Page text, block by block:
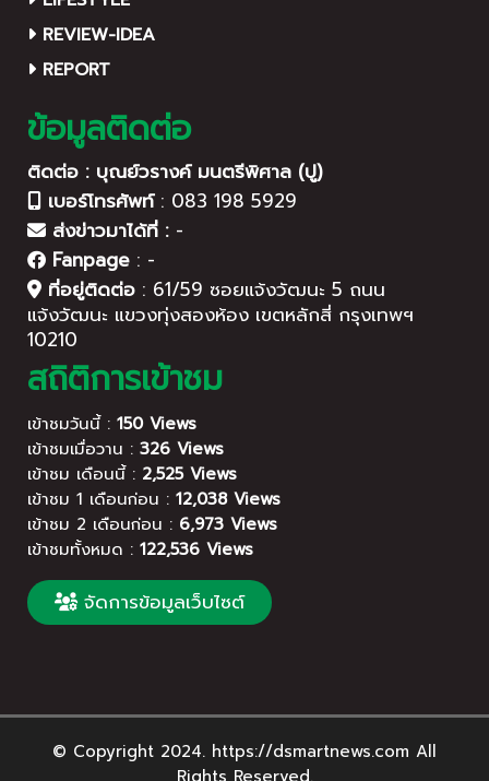
REVIEW-IDEA
REPORT
ข้อมูลติดต่อ
ติดต่อ : บุณย์วรางค์ มนตรีพิศาล (ปู)
เบอร์โทรศัพท์: 083 198 5929
ส่งข่าวมาได้ที่ : -
Fanpage : -
ที่อยู่ติดต่อ : 61/59 ซอยแจ้งวัฒนะ 5 ถนน
แจ้งวัฒนะ แขวงทุ่งสองห้อง เขตหลักสี่ กรุงเทพฯ
10210
สถิติการเข้าชม
เข้าชมวันนี้ : 150 Views
เข้าชมเมื่อวาน : 326 Views
เข้าชม เดือนนี้ : 2,525 Views
เข้าชม 1 เดือนก่อน : 12,038 Views
เข้าชม 2 เดือนก่อน : 6,973 Views
เข้าชมทั้งหมด : 122,536 Views
จัดการข้อมูลเว็บไซต์
© Copyright 2024. https://dsmartnews.com All